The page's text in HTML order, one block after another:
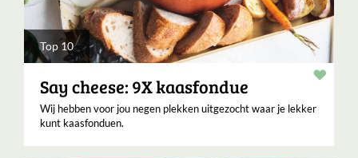
Top 10
Say cheese: 9X kaasfondue
Wij hebben voor jou negen plekken uitgezocht waar je lekker
kunt kaasfonduen.